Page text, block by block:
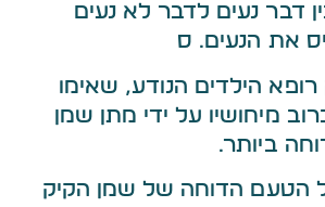
דבר נעים לדבר לא נעים
את הנעים. ס
הילדים הנודע, שאימו
מיחושיו על ידי מתן שמן
ביותר.
הטעם הדוחה של שמן הקיק